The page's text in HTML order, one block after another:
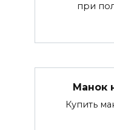
при
Манок
Купить